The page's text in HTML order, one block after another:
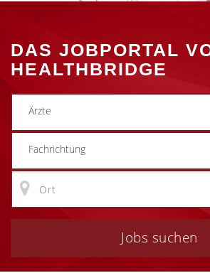
DAS JOBPORTAL
HEALTHBRIDGE
Ärzte
Fachrichtung
Jobs suchen